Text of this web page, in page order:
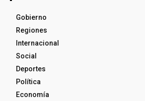
Gobierno
Regiones
Internacional
Social
Deportes
Política
Economía